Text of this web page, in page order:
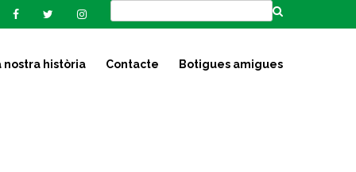
nostra història Contacte Botigues amigues